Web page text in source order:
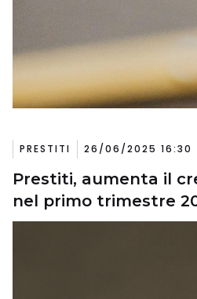
PRESTITI 26/06/2025 16:30
Prestiti, aumenta il
nel primo trimestre